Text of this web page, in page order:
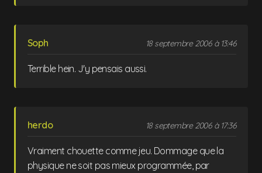
Soph 18 septembre 2006 à 13:46
Terrible hein. J'y pensais aussi.
herdo 18 septembre 2006 à 17:36
Vraiment chouette comme jeu. Dommage que la
physique ne soit pas mieux programmée, par